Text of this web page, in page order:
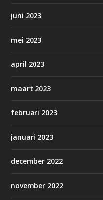
juni 2023
mei 2023
april 2023
maart 2023
februari 2023
januari 2023
december 2022
november 2022